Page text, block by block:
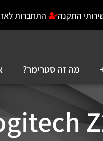
התקנה התחברות
מה זה סטרימר?